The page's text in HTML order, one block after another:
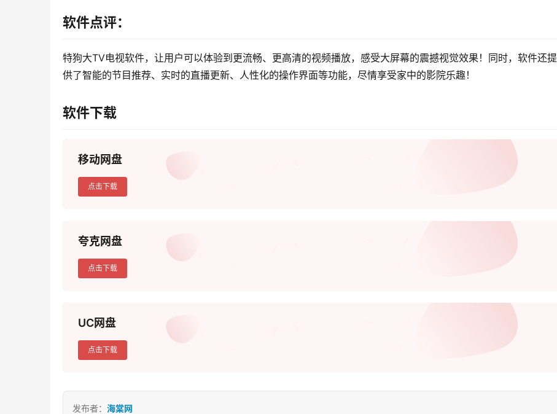
软件点评：
特狗大TV电视软件，让用户可以体验到更流畅、更高清的视频播放，感受大屏幕的震撼视觉效果！同时，软件还提
供了智能的节目推荐、实时的直播更新、人性化的操作界面等功能，尽情享受家中的影院乐趣！
软件下载
移动网盘
点击下载
夸克网盘
点击下载
UC网盘
点击下载
发布者： 海棠网